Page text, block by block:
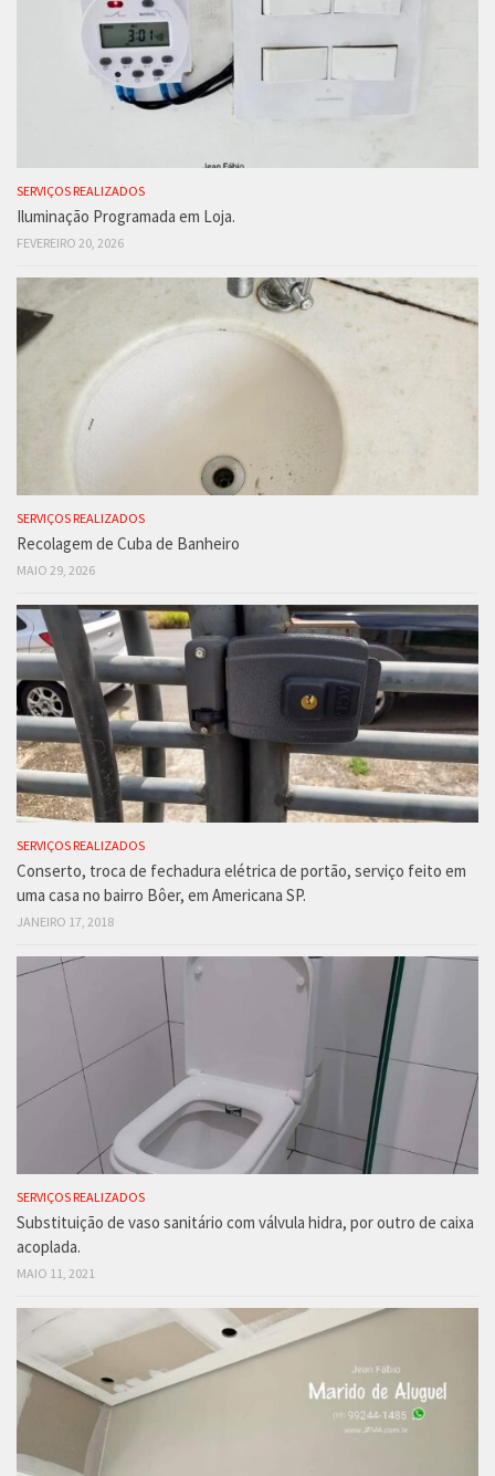
SERVIÇOS REALIZADOS
Iluminação Programada em Loja.
FEVEREIRO 20, 2026
SERVIÇOS REALIZADOS
Recolagem de Cuba de Banheiro
MAIO 29, 2026
SERVIÇOS REALIZADOS
Conserto, troca de fechadura elétrica de portão, serviço feito em
uma casa no bairro Bôer, em Americana SP.
JANEIRO 17, 2018
SERVIÇOS REALIZADOS
Substituição de vaso sanitário com válvula hidra, por outro de caixa
acoplada.
MAIO 11, 2021